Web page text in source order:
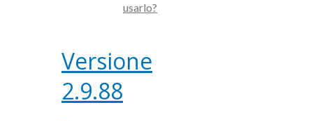
usarlo?
Versione
2.9.88